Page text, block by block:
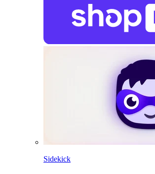
Sidekick